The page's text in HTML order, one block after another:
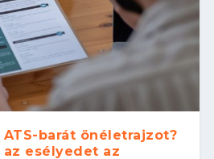
barát önéletrajzot?
esélyedet az